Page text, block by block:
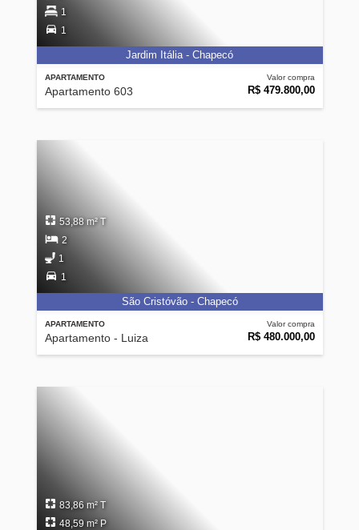
APARTAMENTO
Apartamento 603
Valor compra
R$ 479.800,00
1
1
Jardim Itália - Chapecó
APARTAMENTO
Apartamento - Luiza
Valor compra
R$ 480.000,00
53,88 m² T
2
1
1
São Cristóvão - Chapecó
83,86 m² T
48,59 m² P